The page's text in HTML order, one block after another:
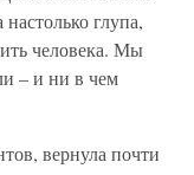
глупа,
человека. Мы
– и ни в чем
вернула почти